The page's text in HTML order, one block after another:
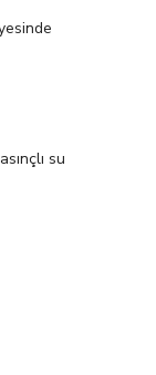
su